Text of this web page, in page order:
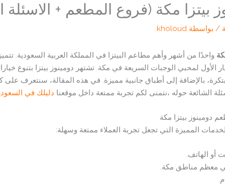
بيتزا مكة (فروع المطعم + الاسئلة
/ بواسطة kholoud
واحدًا من أشهر وأهم مطاعم البيتزا في المملكة العربية السعودية.
الأول لمحبي الوجبات السريعة في مكة. تشتهر دومينوز بيتزا بتنوع
بالإضافة إلى أطباق جانبية مميزة. في هذه المقالة، سنتعرف
الشائعة حوله ،نتمنى لكم تجربة ممتعة داخل موقعنا دليلك في
دومينوز بيتزا مكة
المميزة التي تجعل تجربة العملاء ممتعة وسهلة:
أو الهاتف.
معظم مناطق مكة.